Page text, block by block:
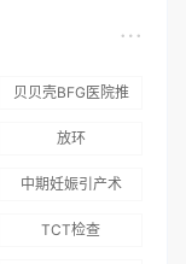
贝贝壳BFG医院推
放环
中期妊娠引产术
TCT检查